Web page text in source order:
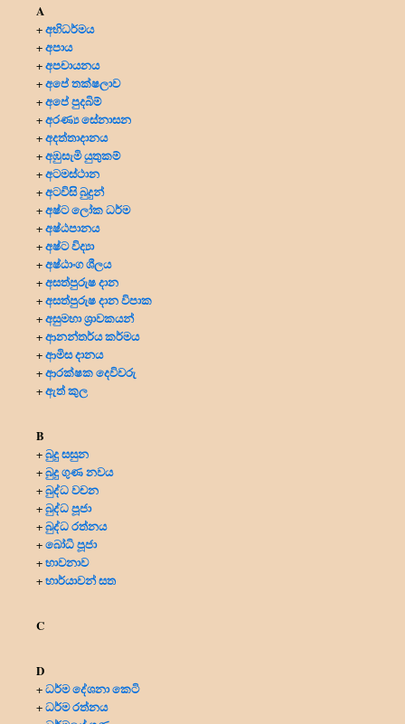
A
+අභිධර්මය
+අපාය
+අපචායනය
+අපේ තක්ෂලාව
+අපේ පුදබිම්
+අරණ්‍ය සේනාසන
+අදත්තාදානය
+අඹුසැමි යුතුකම්
+අටමස්ථාන
+අටවිසි බුදුන්
+අෂ්ට ලෝක ධර්ම
+අෂ්ඨපානය
+අෂ්ට විද්‍යා
+අෂ්ඨාංග ශීලය
+අසත්පුරුෂ දාන
+අසත්පුරුෂ දාන විපාක
+අසුමහා ශ්‍රාවකයන්
+ආනන්තර්ය කර්මය
+ආමිස දානය
+ආරක්ෂක දෙවිවරු
+ඇත් කුල
B
+බුදු සසුන
+බුදු ගුණ නවය
+බුද්ධ වචන
+බුද්ධ පූජා
+බුද්ධ රත්නය
+බෝධි පූජා
+භාවනාව
+භාර්යාවන් සත
C
D
+ධර්ම දේශනා කෙටි
+ධර්ම රත්නය